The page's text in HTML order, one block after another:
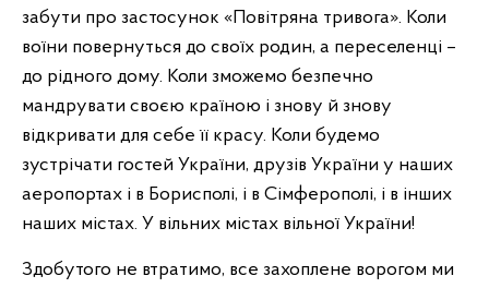
забути про застосунок «Повітряна тривога». Коли
воїни повернуться до своїх родин, а переселенці –
до рідного дому. Коли зможемо безпечно
мандрувати своєю країною і знову й знову
відкривати для себе її красу. Коли будемо
зустрічати гостей України, друзів України у наших
аеропортах і в Борисполі, і в Сімферополі, і в інших
наших містах. У вільних містах вільної України!
Здобутого не втратимо, все захоплене ворогом ми